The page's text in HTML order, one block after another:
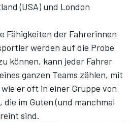
(USA) und London
Fähigkeiten der Fahrerinnen
werden auf die Probe
können, kann jeder Fahrer
ganzen Teams zählen, mit
er oft in einer Gruppe von
im Guten (und manchmal
sind.